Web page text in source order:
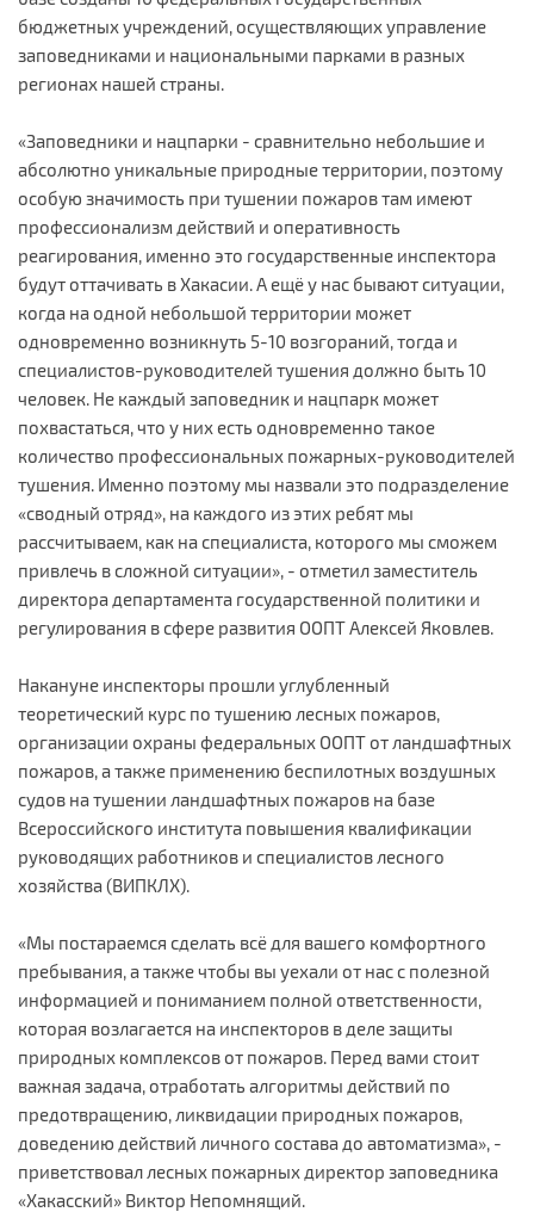
бюджетных учреждений, осуществляющих управление
заповедниками и национальными парками в разных
регионах нашей страны.
«Заповедники и нацпарки - сравнительно небольшие и
абсолютно уникальные природные территории, поэтому
особую значимость при тушении пожаров там имеют
профессионализм действий и оперативность
реагирования, именно это государственные инспектора
будут оттачивать в Хакасии. А ещё у нас бывают ситуации,
когда на одной небольшой территории может
одновременно возникнуть 5-10 возгораний, тогда и
специалистов-руководителей тушения должно быть 10
человек. Не каждый заповедник и нацпарк может
похвастаться, что у них есть одновременно такое
количество профессиональных пожарных-руководителей
тушения. Именно поэтому мы назвали это подразделение
«сводный отряд», на каждого из этих ребят мы
рассчитываем, как на специалиста, которого мы сможем
привлечь в сложной ситуации», - отметил заместитель
директора департамента государственной политики и
регулирования в сфере развития ООПТ Алексей Яковлев.
Накануне инспекторы прошли углубленный
теоретический курс по тушению лесных пожаров,
организации охраны федеральных ООПТ от ландшафтных
пожаров, а также применению беспилотных воздушных
судов на тушении ландшафтных пожаров на базе
Всероссийского института повышения квалификации
руководящих работников и специалистов лесного
хозяйства (ВИПКЛХ).
«Мы постараемся сделать всё для вашего комфортного
пребывания, а также чтобы вы уехали от нас с полезной
информацией и пониманием полной ответственности,
которая возлагается на инспекторов в деле защиты
природных комплексов от пожаров. Перед вами стоит
важная задача, отработать алгоритмы действий по
предотвращению, ликвидации природных пожаров,
доведению действий личного состава до автоматизма», -
приветствовал лесных пожарных директор заповедника
«Хакасский» Виктор Непомнящий.